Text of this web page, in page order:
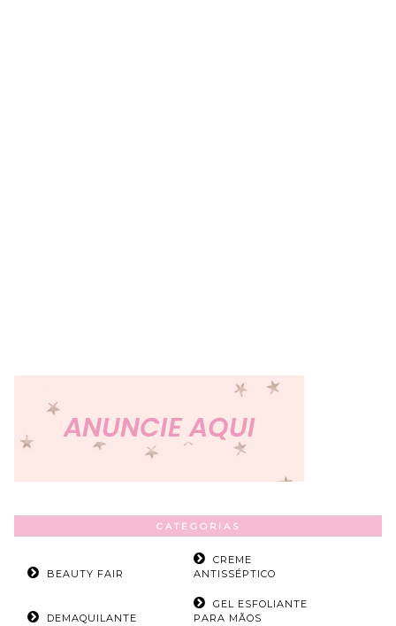
CATEGORIAS
BEAUTY FAIR
CREME
ANTISSÉPTICO
DEMAQUILANTE
GEL ESFOLIANTE
PARA MÃOS